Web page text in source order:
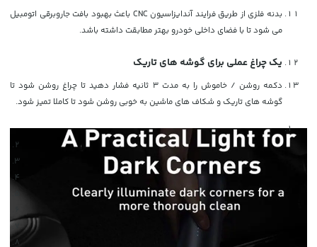
بدنه فلزی از طریق فرایند آندایزاسیون CNC باعث بهبود بافت جاروبرقی اتومبیل
می شود تا با فضای داخلی خودرو بهتر مطابقت داشته باشد.
یک چراغ عملی برای گوشه های تاریک
دکمه روشن / خاموش را به مدت 3 ثانیه فشار دهید تا چراغ روشن شود تا
گوشه های تاریک و شکاف های ماشین به خوبی روشن شود تا کاملا تمیز شود.